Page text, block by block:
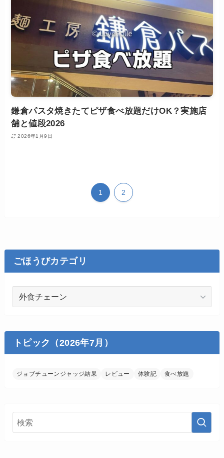
鎌倉パスタ焼きたてピザ食べ放題だけOK？実施店
舗と値段2026
2026年1月9日
1 2
ごほうびカテゴリ
び
カ
テ
リ
トピック（2026年7月）
ジョブチューンジャッジ結果 レビュー 体験記 食べ放題